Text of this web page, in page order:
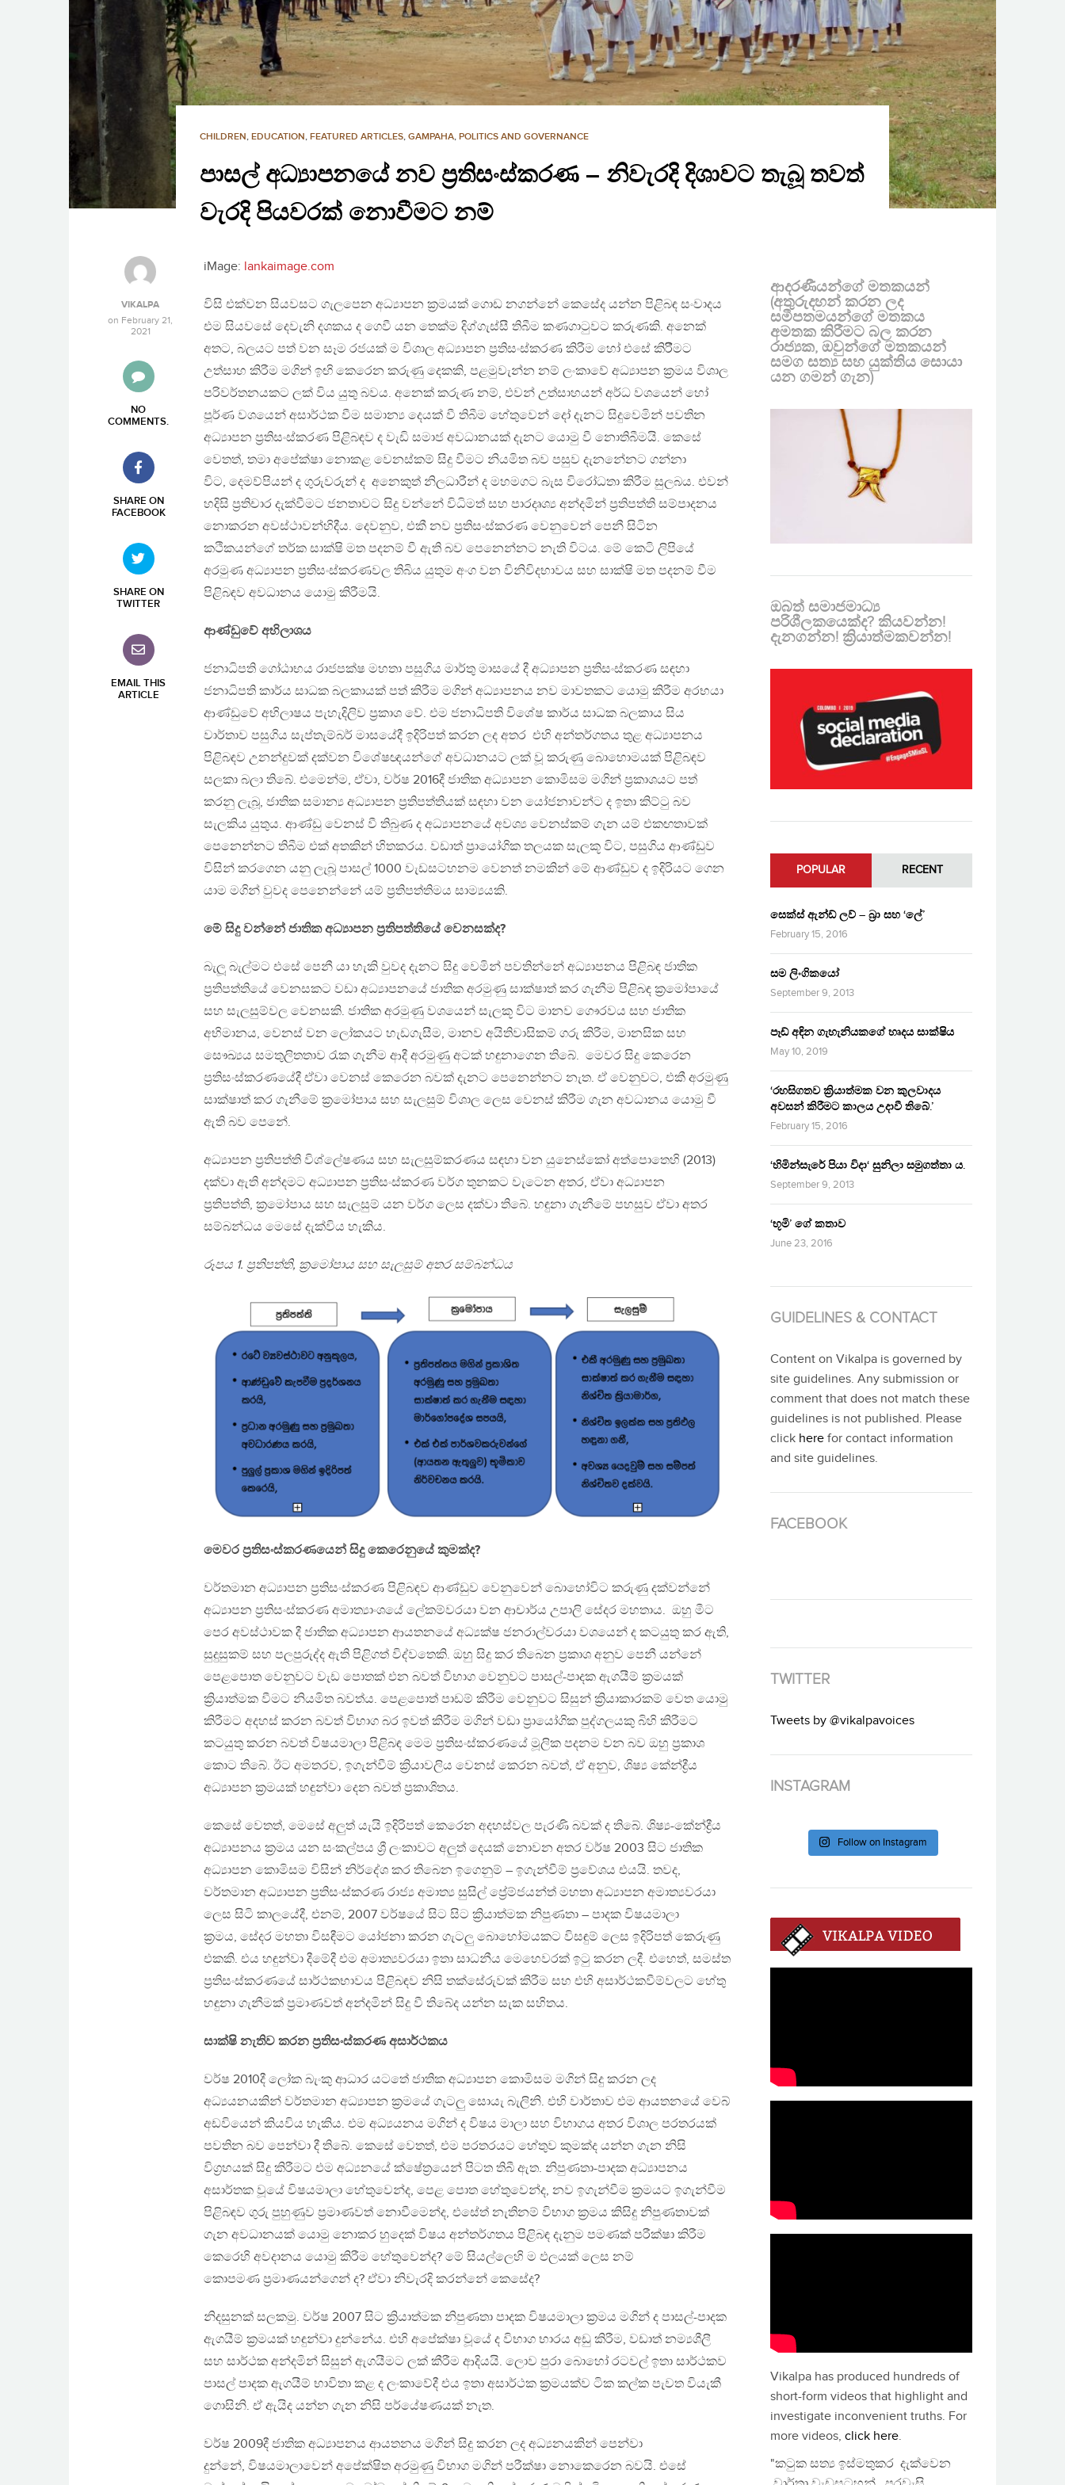
CHILDREN, EDUCATION, FEATURED ARTICLES, GAMPAHA, POLITICS AND GOVERNANCE
පාසල් අධ්‍යාපනයේ නව ප්‍රතිසංස්කරණ – නිවැරදි දිශාවට තැබූ තවත්
වැරදි පියවරක් නොවීමට නම්
VIKALPA
on February 21,
2021
NO
COMMENTS.
SHARE ON
FACEBOOK
SHARE ON
TWITTER
EMAIL THIS
ARTICLE
iMage: lankaimage.com
විසි එක්වන සියවසට ගැලපෙන අධ්‍යාපන ක්‍රමයක් ගොඩ නගන්නේ කෙසේද යන්න පිළිබඳ සංවාදය
එම සියවසේ දෙවැනි දශකය ද ගෙවී යන තෙක්ම දිග්ගැස්සී තිබීම කණගාටුවට කරුණකි. අනෙක්
අතට, බලයට පත් වන සෑම රජයක් ම විශාල අධ්‍යාපන ප්‍රතිසංස්කරණ කිරීම හෝ එසේ කිරීිමට
උත්සාහ කිරීම මගින් ඉඟි කෙරෙන කරුණු දෙකකි, පළමුවැන්න නම් ලංකාවේ අධ්‍යාපන ක්‍රමය විශාල
පරිවර්තනයකට ලක් විය යුතු බවය. අනෙක් කරුණ නම්, එවන් උත්සාහයන් අර්ධ වශයෙන් හෝ
පූර්ණ වශයෙන් අසාර්ථක වීම සමාන්‍ය දෙයක් වී තිබීම හේතුවෙන් දෝ දැනට සිදුවෙමින් පවතින
අධ්‍යාපන ප්‍රතිසංස්කරණ පිළිබඳව ද වැඩි සමාජ අවධානයක් දැනට යොමු වී නොතිබීමයි. කෙසේ
වෙතත්, තමා අපේක්ෂා නොකළ වෙනස්කම් සිදු වීමට නියමිත බව පසුව දැනනේනට ගන්නා
විට, දෙමව්පියන් ද ගුරුවරුන් ද අනෙකුත් නිලධාරීන් ද මහමගට බැස විරෝධතා කිරීම සුලබය. එවන්
හදිසි ප්‍රතිචාර දැක්වීමට ජනතාවට සිදු වන්නේ විධිමත් සහ පාරදෘශ්‍ය අන්දමින් ප්‍රතිපත්ති සම්පාදනය
නොකරන අවස්ථාවන්හිදීය. දෙවනුව, එකී නව ප්‍රතිසංස්කරණ වෙනුවෙන් පෙනී සිටින
කථිකයන්ගේ තර්ක සාක්ෂි මත පදනම් වී ඇති බව පෙනෙන්නට නැති විටය. මේ කෙටි ලිපියේ
අරමුණ අධ්‍යාපන ප්‍රතිසංස්කරණවල තිබිය යුතුම අංග වන විනිවිදභාවය සහ සාක්ෂි මත පදනම් වීම
පිළිබඳව අවධානය යොමු කිරීමයි.
ආණ්ඩුවේ අභිලාශය
ජනාධිපති ගෝඨාභය රාජපක්ෂ මහතා පසුගිය මාර්තු මාසයේ දී අධ්‍යාපන ප්‍රතිසංස්කරණ සඳහා
ජනාධිපති කාර්ය සාධක බලකායක් පත් කිරීම මගින් අධ්‍යාපනය නව මාවතකට යොමු කිරීම අරභයා
ආණ්ඩුවේ අභිලාෂය පැහැදිලිව ප්‍රකාශ වේ. එම ජනාධිපති විශේෂ කාර්ය සාධක බලකාය සිය
වාර්තාව පසුගිය සැප්තැම්බර් මාසයේදී ඉදිරිපත් කරන ලද අතර එහි අන්තර්ගතය තුළ අධ්‍යාපනය
පිළිබඳව උනන්දුවක් දක්වන විශේෂඥයන්ගේ අවධානයට ලක් වූ කරුණු බොහොමයක් පිළිබඳව
සලකා බලා තිබේ. එමෙන්ම, ඒවා, වර්ෂ 2016දී ජාතික අධ්‍යාපන කොමිසම මගින් ප්‍රකාශයට පත්
කරනු ලැබූ, ජාතික සමාන්‍ය අධ්‍යාපන ප්‍රතිපත්තියක් සඳහා වන යෝජනාවන්ට ද ඉතා කිට්ටු බව
සැලකිය යුතුය. ආණ්ඩු වෙනස් වී තිබුණ ද අධ්‍යාපනයේ අවශ්‍ය වෙනස්කම් ගැන යම් එකඟතාවක්
පෙනෙන්නට තිබීම එක් අතකින් හිතකරය. වඩාත් ප්‍රායෝගික තලයක සැලකූ විට, පසුගිය ආණ්ඩුව
විසින් කරගෙන යනු ලැබූ පාසල් 1000 වැඩසටහනම වෙනත් නමකින් මේ ආණ්ඩුව ද ඉදිරියට ගෙන
යාම මගින් වුවද පෙනෙන්නේ යම් ප්‍රතිපත්තිමය සාම්‍යයකි.
මේ සිදු වන්නේ ජාතික අධ්‍යාපන ප්‍රතිපත්තියේ වෙනසක්ද?
බැලූ බැල්මට එසේ පෙනී යා හැකි වුවද දැනට සිදු වෙමින් පවතින්නේ අධ්‍යාපනය පිළිබඳ ජාතික
ප්‍රතිපත්තියේ වෙනසකට වඩා අධ්‍යාපනයේ ජාතික අරමුණු සාක්ෂාත් කර ගැනීම පිළිබඳ ක්‍රමෝපායේ
සහ සැලසුම්වල වෙනසකි. ජාතික අරමුණු වශයෙන් සැලකූ විට මානව ගෞරවය සහ ජාතික
අභිමානය, වෙනස් වන ලෝකයට හැඩගැසීම, මානව අයිතිවාසිකම් ගරු කිරීම, මානසික සහ
සෞඛ්‍යය සමතුලිතතාව රැක ගැනීම ආදී අරමුණු අටක් හඳුනාගෙන තිබේ. මෙවර සිදු කෙරෙන
ප්‍රතිසංස්කරණයේදී ඒවා වෙනස් කෙරෙන බවක් දැනට පෙනෙන්නට නැත. ඒ වෙනුවට, එකී අරමුණු
සාක්ෂාත් කර ගැනීමේ ක්‍රමෝපාය සහ සැලසුම් විශාල ලෙස වෙනස් කිරීම ගැන අවධානය යොමු වී
ඇති බව පෙනේ.
අධ්‍යාපන ප්‍රතිපත්ති විශ්ලේෂණය සහ සැලසුම්කරණය සඳහා වන යුනෙස්කෝ අත්පොතෙහි (2013)
දක්වා ඇති අන්දමට අධ්‍යාපන ප්‍රතිසංස්කරණ වර්ග තුනකට වැටෙන අතර, ඒවා අධ්‍යාපන
ප්‍රතිපත්ති, ක්‍රමෝපාය සහ සැලසුම් යන වර්ග ලෙස දක්වා තිබේ. හඳුනා ගැනීමේ පහසුව ඒවා අතර
සම්බන්ධය මෙසේ දැක්විය හැකිය.
රූපය 1. ප්‍රතිපත්ති, ක්‍රමෝපාය සහ සැලසුම් අතර සම්බන්ධය
මෙවර ප්‍රතිසංස්කරණයෙන් සිදු කෙරෙනුයේ කුමක්ද?
වර්තමාන අධ්‍යාපන ප්‍රතිසංස්කරණ පිළිබඳව ආණ්ඩුව වෙනුවෙන් බොහෝවිට කරුණු දක්වන්නේ
අධ්‍යාපන ප්‍රතිසංස්කරණ අමාත්‍යාංශයේ ලේකම්වරයා වන ආචාර්ය උපාලි සේදර මහතාය. ඔහු මීට
පෙර අවස්ථාවක දී ජාතික අධ්‍යාපන ආයතනයේ අධ්‍යක්ෂ ජනරාල්වරයා වශයෙන් ද කටයුතු කර ඇති,
සුදුසුකම් සහ පලපුරුද්ද ඇති පිළිගත් විද්වතෙකි. ඔහු සිදු කර තිබෙන ප්‍රකාශ අනුව පෙනී යන්නේ
පෙළපොත වෙනුවට වැඩ පොතක් එන බවත් විභාග වෙනුවට පාසල්-පාදක ඇගයීම් ක්‍රමයක්
ක්‍රියාත්මක වීමට නියමිත බවත්ය. පෙළපොත් පාඩම් කිරීම වෙනුවට සිසුන් ක්‍රියාකාරකම් වෙත යොමු
කිරීමට අදහස් කරන බවත් විභාග බර ඉවත් කිරීම මගින් වඩා ප්‍රායෝගික පුද්ගලයකු බිහි කිරීමට
කටයුතු කරන බවත් විෂයමාලා පිළිබඳ මෙම ප්‍රතිසංස්කරණයේ මූලික පදනම වන බව ඔහු ප්‍රකාශ
කොට තිබේ. ඊට අමතරව, ඉගැන්වීම් ක්‍රියාවලිය වෙනස් කෙරන බවත්, ඒ අනුව, ශිෂ්‍ය කේන්ද්‍රීය
අධ්‍යාපන ක්‍රමයක් හඳුන්වා දෙන බවත් ප්‍රකාශිතය.
කෙසේ වෙතත්, මෙසේ අලුත් යැයි ඉදිරිපත් කෙරෙන අදහස්වල පැරණි බවක් ද තිබේ. ශිෂ්‍ය-කේන්ද්‍රීය
අධ්‍යාපනය ක්‍රමය යන සංකල්පය ශ්‍රී ලංකාවට අලුත් දෙයක් නොවන අතර වර්ෂ 2003 සිට ජාතික
අධ්‍යාපන කොමිසම විසින් නිර්දේශ කර තිබෙන ඉගෙනුම් – ඉගැන්වීම් ප්‍රවේශය එයයි. තවද,
වර්තමාන අධ්‍යාපන ප්‍රතිසංස්කරණ රාජ්‍ය අමාත්‍ය සුසිල් ප්‍රේම්ජයන්ත් මහතා අධ්‍යාපන අමාත්‍යවරයා
ලෙස සිටි කාලයේදී, එනම්, 2007 වර්ෂයේ සිට සිට ක්‍රියාත්මක නිපුණතා – පාදක විෂයමාලා
ක්‍රමය, සේදර මහතා විසඳීමට යෝජනා කරන ගැටලු බොහෝමයකට විසඳුම් ලෙස ඉදිරිපත් කෙරුණු
එකකි. එය හඳුන්වා දීමේදී එම අමාත්‍යවරයා ඉතා සාධනීය මෙහෙවරක් ඉටු කරන ලදී. එහෙත්, සමස්ත
ප්‍රතිසංස්කරණයේ සාර්ථකභාවය පිළිබඳව නිසි තක්සේරුවක් කිරීම සහ එහි අසාර්ථකවීම්වලට හේතු
හඳුනා ගැනීමක් ප්‍රමාණවත් අන්දමින් සිදු වී තිබේද යන්න සැක සහිතය.
සාක්ෂි නැතිව කරන ප්‍රතිසංස්කරණ අසාර්ථකය
වර්ෂ 2010දී ලෝක බැංකු ආධාර යටතේ ජාතික අධ්‍යාපන කොමිසම මගින් සිදු කරන ලද
අධ්‍යයනයකින් වර්තමාන අධ්‍යාපන ක්‍රමයේ ගැටලු සොයැ බැලිනි. එහි වාර්තාව එම ආයතනයේ වෙබ්
අඩවියෙන් කියවිය හැකිය. එම අධ්‍යයනය මගින් ද විෂය මාලා සහ විභාගය අතර විශාල පරතරයක්
පවතින බව පෙන්වා දී තිබේ. කෙසේ වෙතත්, එම පරතරයට හේතුව කුමක්ද යන්න ගැන නිසි
විග්‍රහයක් සිදු කිරීමට එම අධ්‍යනයේ ක්ෂේත්‍රයෙන් පිටත තිබී ඇත. නිපුණතා-පාදක අධ්‍යාපනය
අසාර්තක වූයේ විෂයමාලා හේතුවෙන්ද, පෙළ පොත හේතුවෙන්ද, නව ඉගැන්වීම ක්‍රමයට ඉගැන්වීම
පිළිබඳව ගුරු පුහුණුව ප්‍රමාණවත් නොවීමෙන්ද, එසේත් නැතිනම් විභාග ක්‍රමය කිසිදු නිපුණතාවක්
ගැන අවධානයක් යොමු නොකර හුදෙක් විෂය අන්තර්ගතය පිළිබඳ දැනුම පමණක් පරීක්ෂා කිරීම
කෙරෙහි අවදානය යොමු කිරීම හේතුවෙන්ද? මේ සියල්ලෙහි ම ඵලයක් ලෙස නම්
කොපමණ ප්‍රමාණයන්ගෙන් ද? ඒවා නිවැරදි කරන්නේ කෙසේද?
නිදසුනක් සලකමු. වර්ෂ 2007 සිට ක්‍රියාත්මක නිපුණතා පාදක විෂයමාලා ක්‍රමය මගින් ද පාසල්-පාදක
ඇගයීම් ක්‍රමයක් හඳුන්වා දුන්නේය. එහි අපේක්ෂා වූයේ ද විභාග භාරය අඩු කිරීම, වඩාත් නම්‍යශීලී
සහ සාර්ථක අන්දමින් සිසුන් ඇගයීමට ලක් කීරීම ආදියයි. ලොව පුරා බොහෝ රටවල් ඉතා සාර්ථකව
පාසල් පාදක ඇගයීම් භාවිතා කළ ද ලංකාවේදී එය ඉතා අසාර්ථක ක්‍රමයක්ව ටික කල්ක පැවත වියැකී
ගොසිනි. ඒ ඇයිද යන්න ගැන නිසි පර්යේෂණයක් නැත.
වර්ෂ 2009දී ජාතික අධ්‍යාපනය ආයතනය මගින් සිදු කරන ලද අධ්‍යනයකින් පෙන්වා
දුන්නේ, විෂයමාලාවෙන් අපේක්ෂිත අරමුණු විභාග මගින් පරීක්ෂා නොකෙරෙන බවයි. එසේ
ආදරණීයන්ගේ මතකයන්
(අතුරුදහන් කරන ලද
සමීපතමයන්ගේ මතකය
අමතක කිරීමට බල කරන
රාජ්‍යක, ඔවුන්ගේ මතකයන්
සමග සත්‍ය සහ යුක්තිය සොයා
යන ගමන් ගැන)
ඔබත් සමාජමාධ්‍ය
පරිශීලකයෙක්ද? කියවන්න!
දැනගන්න! ක්‍රියාත්මකවන්න!
POPULAR RECENT
සෙක්ස් ඇන්ඩ් ලව් – බ්‍රා සහ ‘ලේ’
February 15, 2016
සම ලිංගිකයෝ
September 9, 2013
පෑඩ් අඳින ගැහැනියකගේ හෘදය සාක්ෂිය
May 10, 2019
‘රහසිගතව ක්‍රියාත්මක වන කුලවාදය
අවසන් කිරීමට කාලය උදාවී තිබේ.’
February 15, 2016
‘හිමින්සැරේ පියා විදා‘ සුනිලා සමුගත්තා ය.
September 9, 2013
‘භූමි’ ගේ කතාව
June 23, 2016
GUIDELINES & CONTACT
Content on Vikalpa is governed by
site guidelines. Any submission or
comment that does not match these
guidelines is not published. Please
click here for contact information
and site guidelines.
FACEBOOK
TWITTER
Tweets by @vikalpavoices
INSTAGRAM
Follow on Instagram
Vikalpa has produced hundreds of
short-form videos that highlight and
investigate inconvenient truths. For
more videos, click here.
"කටුක සත්‍ය ඉස්මතුකර දැක්වෙන